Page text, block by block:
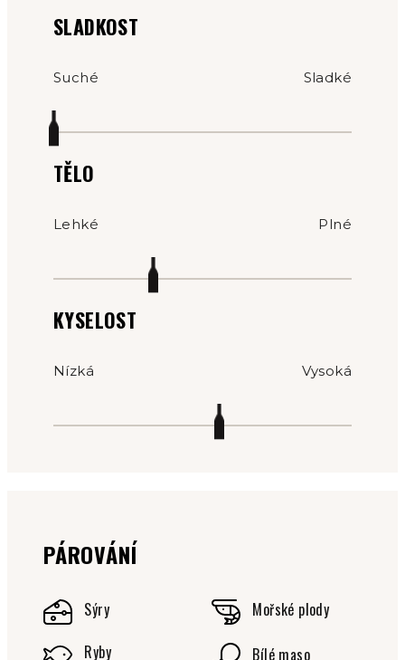
SLADKOST
Suché Sladké
TĚLO
Lehké Plné
KYSELOST
Nízká Vysoká
PÁROVÁNÍ
Sýry
Mořské plody
Ryby
Bílé maso